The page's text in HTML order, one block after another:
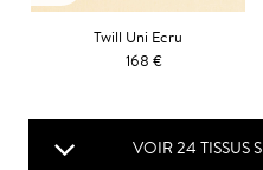
Twill Uni Ecru
168 €
VOIR 24 TISSUS